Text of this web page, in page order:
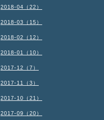
2018-04（22）
2018-03（15）
2018-02（12）
2018-01（10）
2017-12（7）
2017-11（3）
2017-10（21）
2017-09（20）